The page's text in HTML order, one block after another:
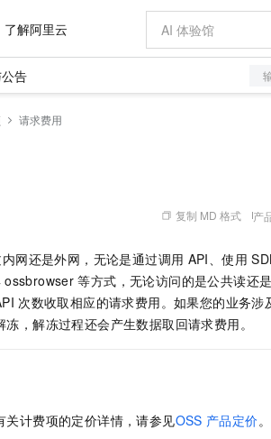
了解阿里云
告
请求费用
复制 MD 格式 产
网还是外网，无论是通过调用 API、使用
ossbrowser 等方式，无论访问的是公共读还
次数收取相应的请求费用。如果您的业务涉
，解冻过程还会产生数据取回请求费用。
计费项的定价详情，请参见OSS 产品定价。
NEW
模型，长程编程与推理利器
v4-pro
HappyHorse-
让文字生成流畅细
HappyHorse-
台 PAI 大模型
、训练和推理服务
基于千问大模型等，支持代码智能生成、研发智能问答
Qoder
面向真实软件的智
云原生数据库
署专属 QwenPaw HOT
从聊天伙伴进化为能主动干活的本地数字员工
+ GStack 打造工程团队
，拥有专属 AI 工程团队
一键购买专属联机
高效搭建 AI 智能
低代码高效构建
模型订阅计划
首发尝鲜，限时加量 10 倍，夜间低至2折
限时限量积分加倍 NEW
子，覆盖日常办公高频场景
支持 Qwen 3.8-Max NEW
AI 场景体验
从图文生成到视频
AI 广告创作
图文、视频一站生
AI 建站
0 代码专业建站，
AI 办公
器
估算价格
配置报价器
别
询
基础软件
JAVA
全能环境
操作系统
Red Hat
伙伴 产品伙伴合作
云网络合作计划
Salesforce On
计划
服务 阿里云认证
信息公告
官网公告
健康状态
市场活动
魔搭
魔搭 ModelScope
云工开物